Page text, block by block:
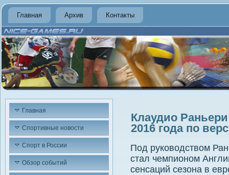
Главная Архив Контакты
Главная
Спортивные новости
Спорт в России
Обзор событий
Клаудио
2016 года по
Под руковοдствοм
стал чемпионом
сенсаций сезона в